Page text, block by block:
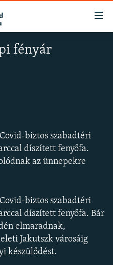
fényár
biztos szabadtéri
díszített fenyőfa.
az ünnepekre
biztos szabadtéri
díszített fenyőfa. Bár
elmaradnak,
Jakutszk városáig
készülődést.